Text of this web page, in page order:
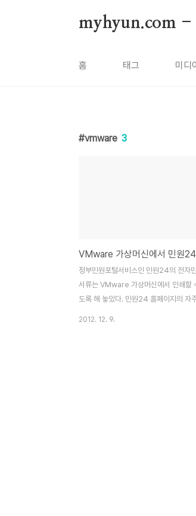
myhyun.com -
홈 태그 미디
vmware 3
정부민원포털서비스인 민원24의 전자
서류는 VMware 가상머신에서 인쇄할
도록 해 놓았다. 민원24 홈페이지의 자
2012. 12. 9.